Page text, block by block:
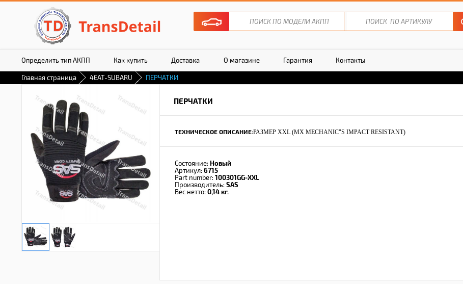
Определить тип АКПП Как купить Доставка О магазине Гарантия Контакты
Главная страница 4EAT-SUBARU ПЕРЧАТКИ
ПЕРЧАТКИ
ТЕХНИЧЕСКОЕ ОПИСАНИЕ:РАЗМЕР XXL (MX MECHANIC"S IMPACT RESISTANT)
Состояние: Новый
Артикул: 6715
Part number: 100301GG-XXL
Производитель: SAS
Вес нетто: 0,14 кг.